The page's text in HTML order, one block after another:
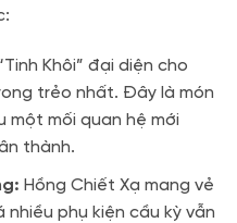
Khôi” đại diện cho
trẻo nhất. Đây là món
mối quan hệ mới
thành.
Hồng Chiết Xạ mang vẻ
nhiều phụ kiện cầu kỳ vẫn